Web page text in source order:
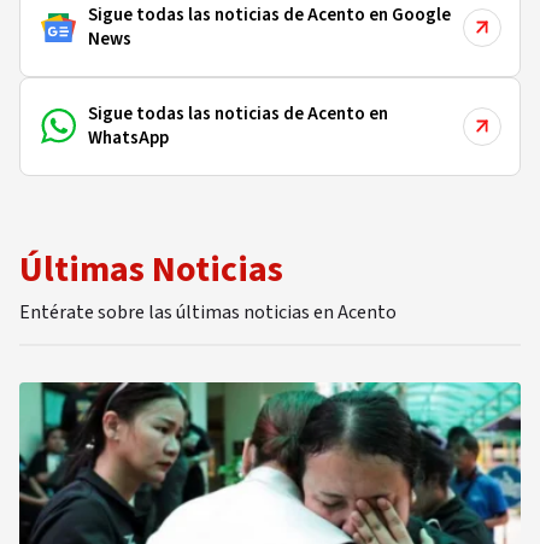
Sigue todas las noticias de Acento en Google
News
Sigue todas las noticias de Acento en
WhatsApp